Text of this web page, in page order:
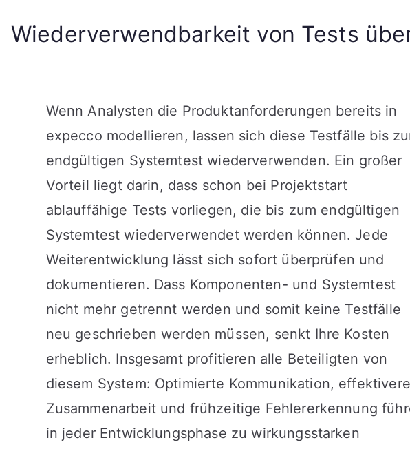
Wiederverwendbarkeit von Tests
Wenn Analysten die Produktanforderungen bereits in
expecco modellieren, lassen sich diese Testfälle bis
endgültigen Systemtest wiederverwenden. Ein großer
Vorteil liegt darin, dass schon bei Projektstart
ablauffähige Tests vorliegen, die bis zum endgültigen
Systemtest wiederverwendet werden können. Jede
Weiterentwicklung lässt sich sofort überprüfen und
dokumentieren. Dass Komponenten- und Systemtest
nicht mehr getrennt werden und somit keine Testfälle
neu geschrieben werden müssen, senkt Ihre Kosten
erheblich. Insgesamt profitieren alle Beteiligten von
diesem System: Optimierte Kommunikation, effektivere
Zusammenarbeit und frühzeitige Fehlererkennung
in jeder Entwicklungsphase zu wirkungsstarken